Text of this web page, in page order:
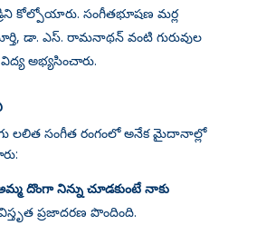
కోల్పోయారు. సంగీతభూషణ మర్ల
డా. ఎస్. రామనాథన్ వంటి గురువుల
విద్య అభ్యసించారు.
లలిత సంగీత రంగంలో అనేక మైదానాల్లో
దొంగా నిన్ను చూడకుంటే నాకు
ప్రజాదరణ పొందింది.